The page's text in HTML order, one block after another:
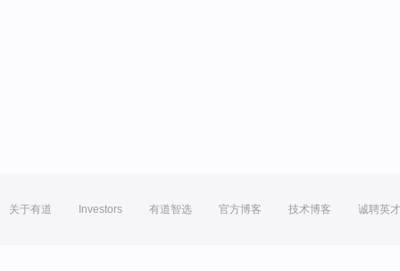
关于有道 Investors 有道智选 官方博客 技术博客 诚聘英才